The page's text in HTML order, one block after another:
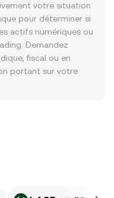
votre situation
pour déterminer si
actifs numériques ou
Demandez
fiscal ou en
portant sur votre